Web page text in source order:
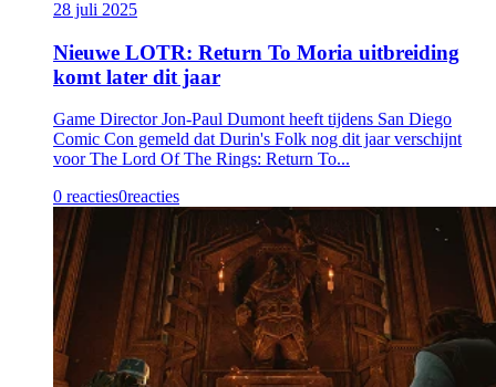
28 juli 2025
Nieuwe LOTR: Return To Moria uitbreiding
komt later dit jaar
Game Director Jon-Paul Dumont heeft tijdens San Diego
Comic Con gemeld dat Durin's Folk nog dit jaar verschijnt
voor The Lord Of The Rings: Return To...
0 reacties0reacties